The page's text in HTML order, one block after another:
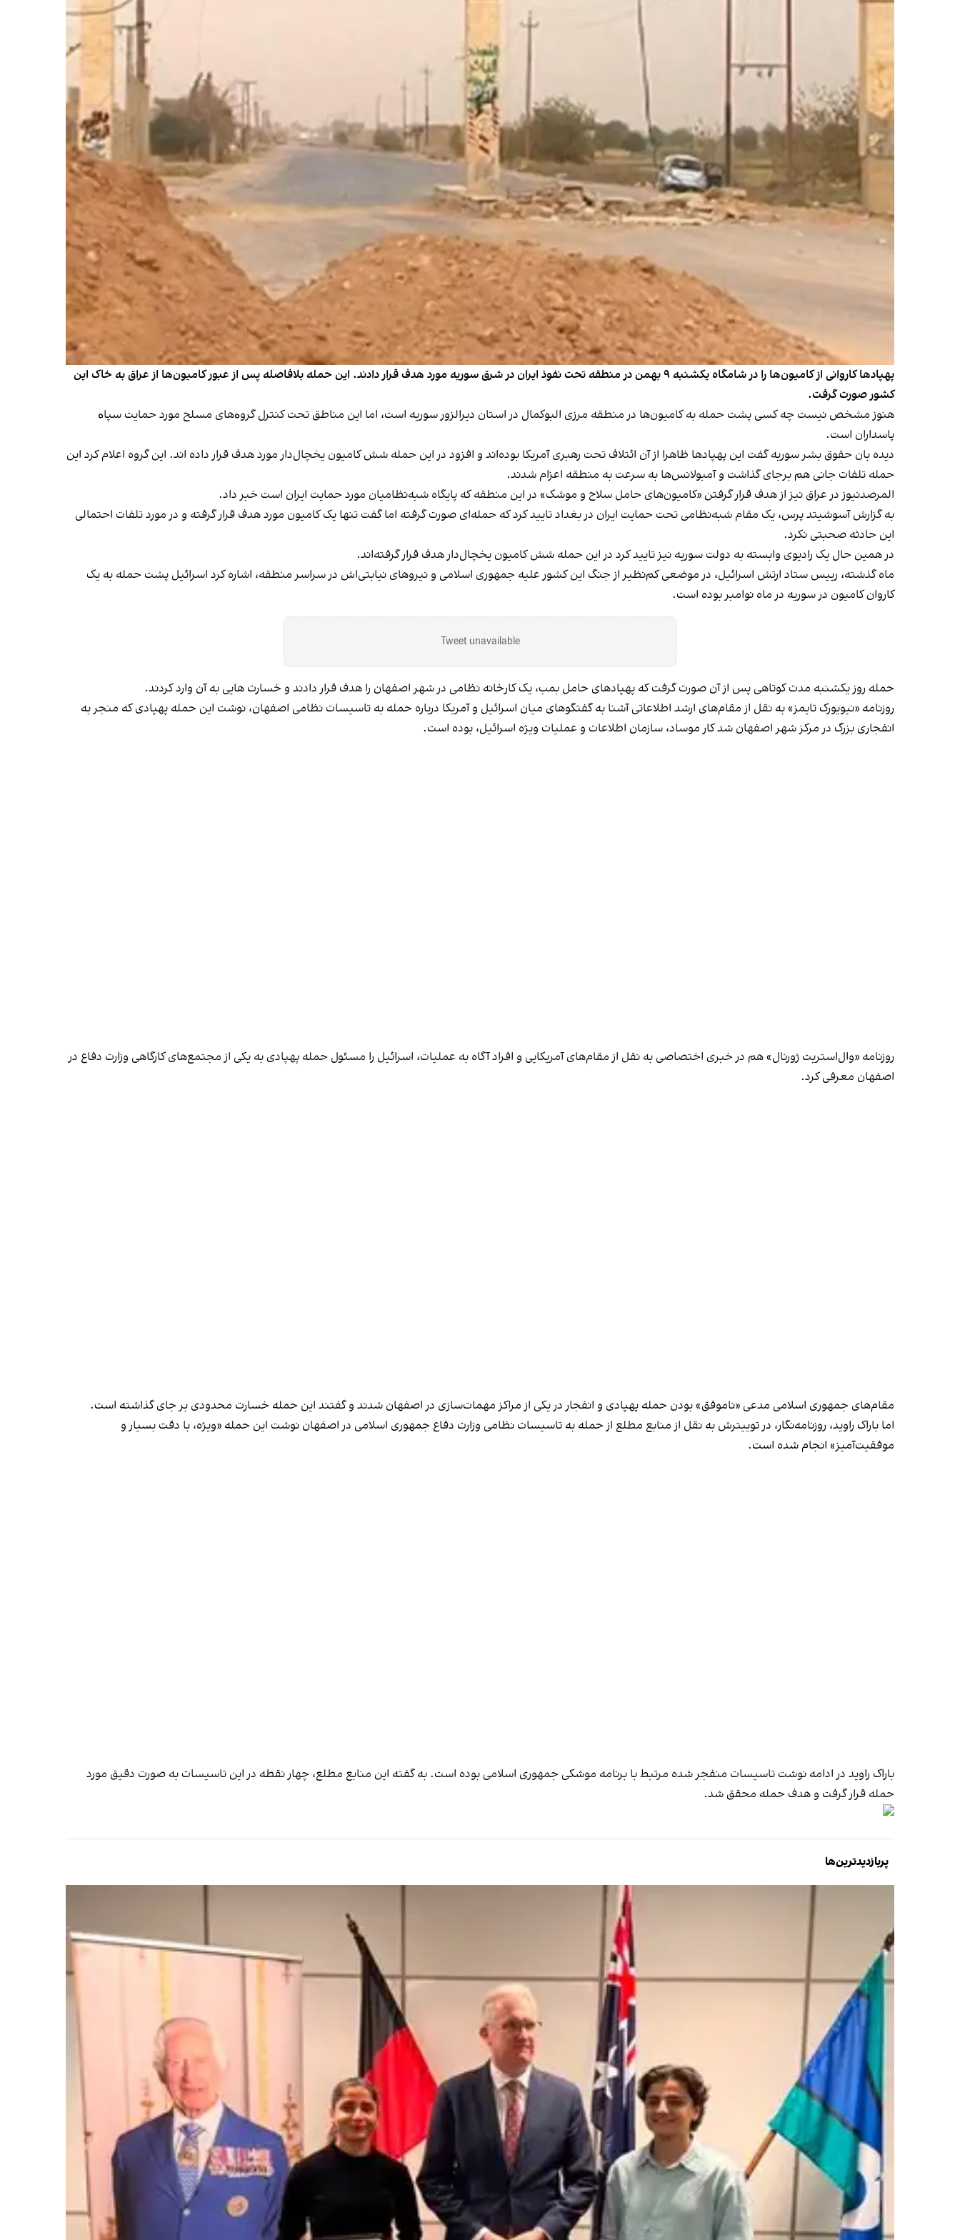
پهپادها کاروانی از کامیون‌ها را در شامگاه یکشنبه ۹ بهمن در منطقه تحت نفوذ ایران در شرق سوریه مورد هدف قرار دادند. این حمله بلافاصله پس از عبور کامیون‌ها از عراق به خاک این
کشور صورت گرفت.
هنوز مشخص نیست چه کسی پشت حمله به کامیون‌ها در منطقه مرزی البوکمال در استان دیرالزور سوریه است، اما این مناطق تحت کنترل گروەهای مسلح مورد حمایت سپاە
پاسداران است.
دیده بان حقوق بشر سوریه گفت این پهپادها ظاهرا از آن ائتلاف تحت رهبری آمریکا بوده‌اند و افزود در این حمله شش کامیون یخچال‌دار مورد هدف قرار داده اند. این گروه اعلام کرد این
حمله تلفات جانی هم برجای گذاشت و آمبولانس‌ها به سرعت به منطقه اعزام شدند.
المرصدنیوز در عراق نیز از هدف قرار گرفتن «کامیون‌های حامل سلاح و موشک» در این منطقه که پایگاه شبه‌نظامیان مورد حمایت ایران است خبر داد.
به گزارش آسوشیتد پرس، یک مقام شبه‌نظامی تحت حمایت ایران در بغداد تایید کرد که حمله‌ای صورت گرفته اما گفت تنها یک کامیون مورد هدف قرار گرفته و در مورد تلفات احتمالی
این حادثه صحبتی نکرد.
در همین حال یک رادیوی وابسته به دولت سوریه نیز تایید کرد در این حمله شش کامیون یخچال‌دار هدف قرار گرفته‌اند.
ماه گذشته، رییس ستاد ارتش اسرائیل، در موضعی کم‌نظیر از جنگ این کشور علیه جمهوری اسلامی و نیروهای نیابتی‌اش در سراسر منطقه، اشاره کرد اسرائیل پشت حمله به یک
کاروان کامیون در سوریه در ماه نوامبر بوده است.
Tweet unavailable
حمله روز یکشنبه مدت کوتاهی پس از آن صورت گرفت که پهپادهای حامل بمب، یک کارخانه نظامی در شهر اصفهان را هدف قرار دادند و خسارت هایی به آن وارد کردند.
روزنامه «نیویورک‌ تایمز» به نقل از مقام‌های ارشد اطلاعاتی آشنا به گفتگوهای میان اسرائیل و آمریکا درباره حمله به تاسیسات نظامی اصفهان، نوشت این حمله پهپادی که منجر به
انفجاری بزرگ در مرکز شهر اصفهان شد کار موساد، سازمان اطلاعات و عملیات ویژه اسرائیل، بوده است.
روزنامه «وال‌استریت ژورنال» هم در خبری اختصاصی به نقل از مقام‌های آمریکایی و افراد آگاه به عملیات، اسرائیل را مسئول حمله پهپادی به یکی از مجتمع‌های کارگاهی وزارت دفاع در
اصفهان معرفی کرد.
مقام‌های جمهوری اسلامی مدعی «ناموفق» بودن حمله پهپادی و انفجار در یکی از مراکز مهمات‌سازی در اصفهان شدند و گفتند این حمله خسارت محدودی بر جای گذاشته است.
اما باراک راوید، روزنامه‌نگار، در توییترش به نقل از منابع مطلع از حمله به تاسیسات نظامی وزارت دفاع جمهوری اسلامی در اصفهان نوشت این حمله «ویژه، با دقت بسیار و
موفقیت‌آمیز» انجام شده است.
باراک راوید در ادامه نوشت تاسیسات منفجر شده مرتبط با برنامه موشکی جمهوری اسلامی بوده است. به گفته این منابع مطلع، چهار نقطه در این تاسیسات به صورت دقیق مورد
حمله قرار گرفت و هدف حمله محقق شد.
پربازدیدترین‌ها